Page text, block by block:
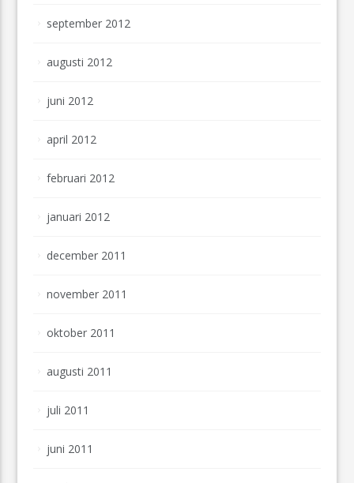
september 2012
augusti 2012
juni 2012
april 2012
februari 2012
januari 2012
december 2011
november 2011
oktober 2011
augusti 2011
juli 2011
juni 2011